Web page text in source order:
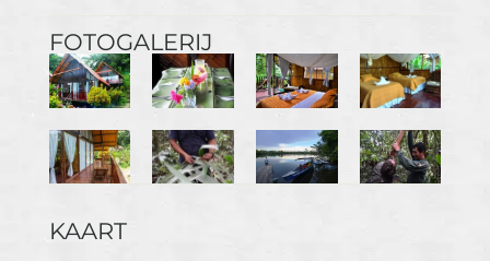
FOTOGALERIJ
KAART